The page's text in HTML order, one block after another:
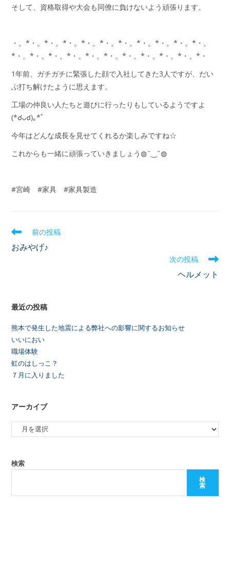
そして、資格取得や大会も同僚に負けないよう頑張ります。
・。*・。*・。*・。*・。*・。*・。*・。*・。*・。*・。
*・。*・。*・。*・。*・。*・。*・。*・。*・。*・。*・
1年前、ガチガチに緊張した顔で入社してきた3人ですが、だい
ぶ打ち解けたように思えます。
工場の仲良い人たちと遊びに行ったりもしているようですよ
(*☌ᴗ☌)｡*ﾟ
今年はどんな成長を見せてくれるか楽しみですね☆
これからも一緒に頑張っていきましょう◍˘‿˘◍
#宮崎 #家具 #家具製造
前の投稿
おみやげ♪
次の投稿
ヘルメット
最近の投稿
熊本で発生した地震による弊社への影響に関するお知らせ
いいにおい
職場体験
虹のはしっこ？
７月に入りました
アーカイブ
検索
検
索